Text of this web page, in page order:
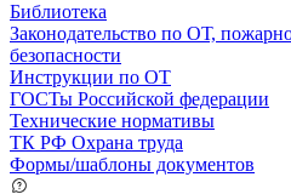
Библиотека
Законодательство по ОТ,
безопасности
Инструкции по ОТ
ГОСТы Российской федерации
Технические нормативы
ТК РФ Охрана труда
Формы/шаблоны документов